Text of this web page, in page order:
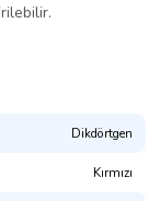
Dikdörtgen
Kırmızı